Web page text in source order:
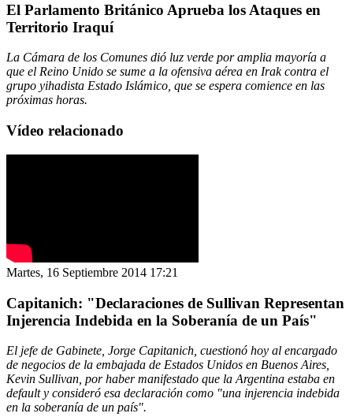
El Parlamento Británico Aprueba los Ataques en
Territorio Iraquí
La Cámara de los Comunes dió luz verde por amplia mayoría a
que el Reino Unido se sume a la ofensiva aérea en Irak contra el
grupo yihadista Estado Islámico, que se espera comience en las
próximas horas.
Vídeo relacionado
Martes, 16 Septiembre 2014 17:21
Capitanich: "Declaraciones de Sullivan Representan
Injerencia Indebida en la Soberanía de un País"
El jefe de Gabinete, Jorge Capitanich, cuestionó hoy al encargado
de negocios de la embajada de Estados Unidos en Buenos Aires,
Kevin Sullivan, por haber manifestado que la Argentina estaba en
default y consideró esa declaración como "una injerencia indebida
en la soberanía de un país".